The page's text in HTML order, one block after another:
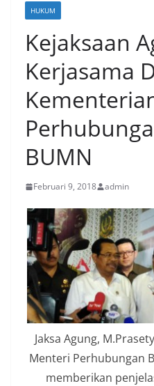
HUKUM
Kejaksaan
Kerjasama
BUMN
Februari 9, 2018 admin
Jaksa Agung,
Menteri Perhubungan
memberikan